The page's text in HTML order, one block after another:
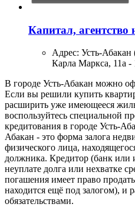
Капитал, агентство
Адрес: Усть-Абакан
Карла Маркса, 11а -
В городе Усть-Абакан можно
Если вы решили купить
расширить уже имеющееся
воспользуйтесь специальной
кредитования в городе Усть-
Абакан - это форма залога
физического лица,
должника. Кредитор (банк или
неуплате долга или нехватке
погашения имеет право
находится ещё под залогом), и
обязательствами.